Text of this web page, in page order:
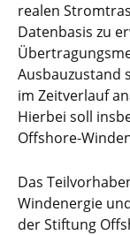
realen
Datenbasis zu
Ausbauzustand
im Zeitverlauf
Hierbei soll
Offshore-
Das
Windenergie
der Stiftung